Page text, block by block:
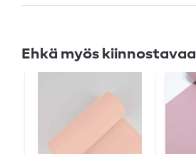
Ehkä myös kiinnostavaa